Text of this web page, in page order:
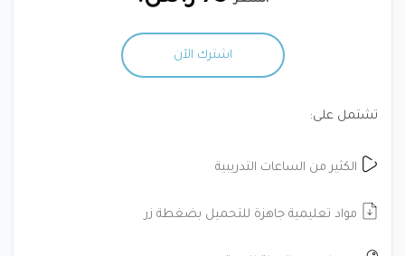
اشترك الآن
تشتمل على:
الكثير من الساعات التدريبية
مواد تعليمية جاهزة للتحميل بضغطة زر